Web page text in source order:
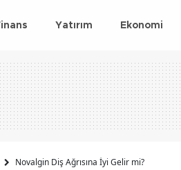
Yatırım Ekonomi
Novalgin Diş Ağrısına İyi Gelir mi?